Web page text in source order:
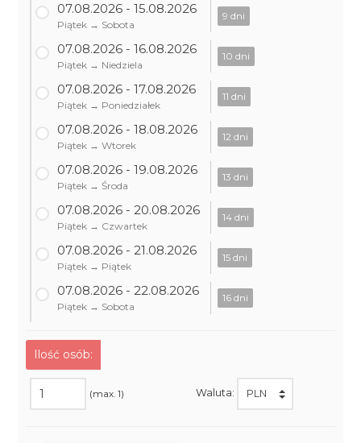
07.08.2026 - 15.08.2026
Piątek → Sobota
9 dni
07.08.2026 - 16.08.2026
Piątek → Niedziela
10 dni
07.08.2026 - 17.08.2026
Piątek → Poniedziałek
11 dni
07.08.2026 - 18.08.2026
Piątek → Wtorek
12 dni
07.08.2026 - 19.08.2026
Piątek → Środa
13 dni
07.08.2026 - 20.08.2026
Piątek → Czwartek
14 dni
07.08.2026 - 21.08.2026
Piątek → Piątek
15 dni
07.08.2026 - 22.08.2026
Piątek → Sobota
16 dni
Ilość osób:
(max. 1) Waluta: